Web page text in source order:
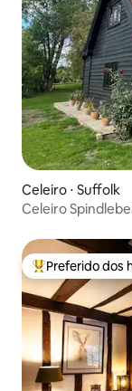
Celeiro ⋅ Suffolk
Celeiro
Entre os
Preferido dos